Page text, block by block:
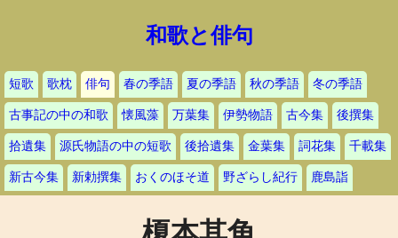
和歌と俳句
短歌 歌枕 俳句 春の季語 夏の季語 秋の季語 冬の季語
古事記の中の和歌 懐風藻 万葉集 伊勢物語 古今集 後撰集
拾遺集 源氏物語の中の短歌 後拾遺集 金葉集 詞花集 千載集
新古今集 新勅撰集 おくのほそ道 野ざらし紀行 鹿島詣